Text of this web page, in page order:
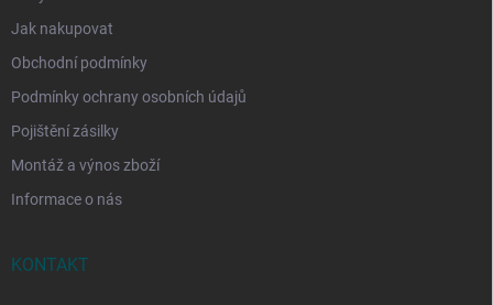
Jak nakupovat
Obchodní podmínky
Podmínky ochrany osobních údajů
Pojištění zásilky
Montáž a výnos zboží
Informace o nás
KONTAKT